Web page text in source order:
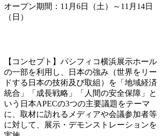
オープン期間：11月6日（土）～11月14日
（日）
【コンセプト】パシフィコ横浜展示ホール
の一部を利用し、日本の強み（世界をリー
ドする日本の技術及び取組）を「地域経済
統合」「成長戦略」「人間の安全保障」と
いう日本APECの3つの主要議題をテーマ
に、取材に訪れるメディアや会議参加者等
に対して、展示・デモンストレーションを